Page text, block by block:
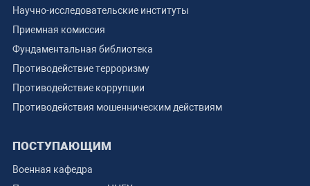
Научно-исследовательские институты
Приемная комиссия
Фундаментальная библиотека
Противодействие терроризму
Противодействие коррупции
Противодействия мошенническим действиям
ПОСТУПАЮЩИМ
Военная кафедра